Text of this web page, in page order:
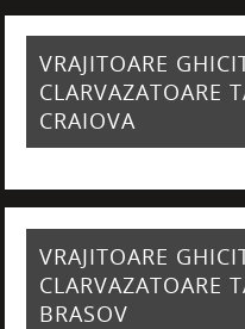
VRAJITOARE
CLARVAZATOARE
CRAIOVA
VRAJITOARE
CLARVAZATOARE
BRASOV